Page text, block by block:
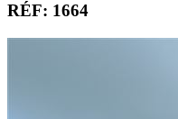
RÉF: 1664